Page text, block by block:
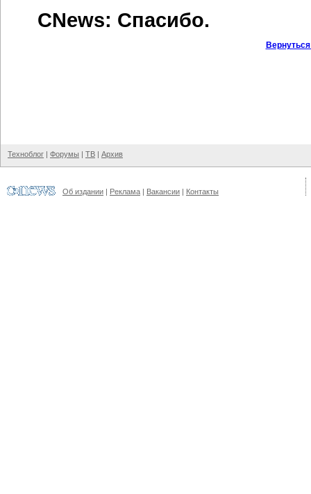
CNews: Спасибо.
Техноблог | Форумы | ТВ | Архив
Об издании | Реклама | Вакансии | Контакты